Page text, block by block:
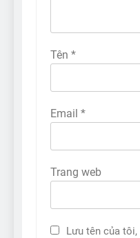
Tên *
Email *
Trang web
Lưu tên của